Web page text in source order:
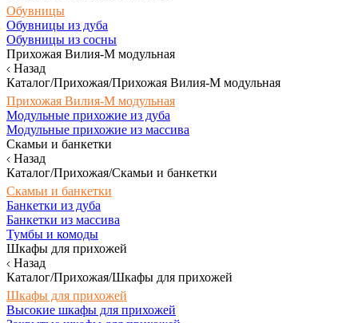
Обувницы
Обувницы из дуба
Обувницы из сосны
Прихожая Вилия-М модульная
Назад
Каталог/Прихожая/Прихожая Вилия-М модульная
Прихожая Вилия-М модульная
Модульные прихожие из дуба
Модульные прихожие из массива
Скамьи и банкетки
Назад
Каталог/Прихожая/Скамьи и банкетки
Скамьи и банкетки
Банкетки из дуба
Банкетки из массива
Тумбы и комоды
Шкафы для прихожей
Назад
Каталог/Прихожая/Шкафы для прихожей
Шкафы для прихожей
Высокие шкафы для прихожей